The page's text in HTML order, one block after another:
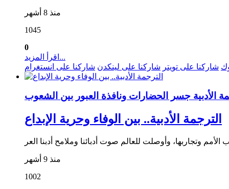
منذ 8 أشهر
1045
0
اقرأ المزيد...
شاركنا على تويتر شاركنا على لينكدن شاركنا على انستغرام
الترجمة الأدبية.. بين الوفاء وحرية الإبداع
منذ 9 أشهر
1002